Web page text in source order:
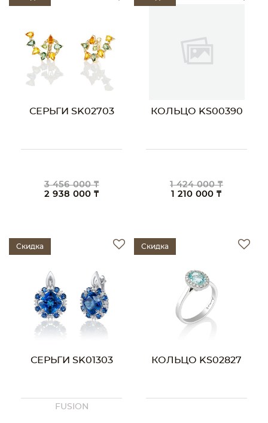
СЕРЬГИ SK02703
3 456 000 ₸
2 938 000 ₸
КОЛЬЦО KS00390
1 424 000 ₸
1 210 000 ₸
Скидка
СЕРЬГИ SK01303
FUSION
Скидка
КОЛЬЦО KS02827